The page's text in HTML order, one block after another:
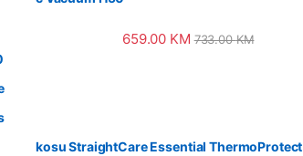
659.00 KM 733.00KM
kosu StraightCare Essential ThermoProtect